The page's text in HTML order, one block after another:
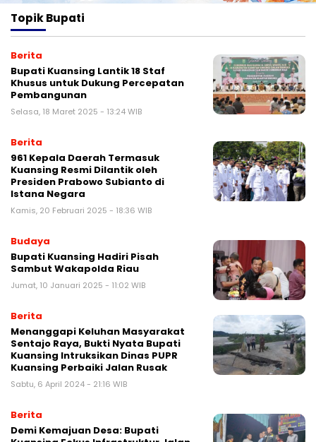
TopikBupati
Berita
Bupati Kuansing Lantik 18 Staf
Khusus untuk Dukung Percepatan
Pembangunan
Selasa, 18 Maret 2025 - 13:24 WIB
Berita
961 Kepala Daerah Termasuk
Kuansing Resmi Dilantik oleh
Presiden Prabowo Subianto di
Istana Negara
Kamis, 20 Februari 2025 - 18:36 WIB
Budaya
Bupati Kuansing Hadiri Pisah
Sambut Wakapolda Riau
Jumat, 10 Januari 2025 - 11:02 WIB
Berita
Menanggapi Keluhan Masyarakat
Sentajo Raya, Bukti Nyata Bupati
Kuansing Intruksikan Dinas PUPR
Kuansing Perbaiki Jalan Rusak
Sabtu, 6 April 2024 - 21:16 WIB
Berita
Demi Kemajuan Desa: Bupati